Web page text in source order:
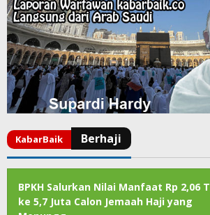
BPKH Salurkan Nilai Manfaat Rp 2,06 T
ke 5,7 Juta Calon Jemaah Haji yang